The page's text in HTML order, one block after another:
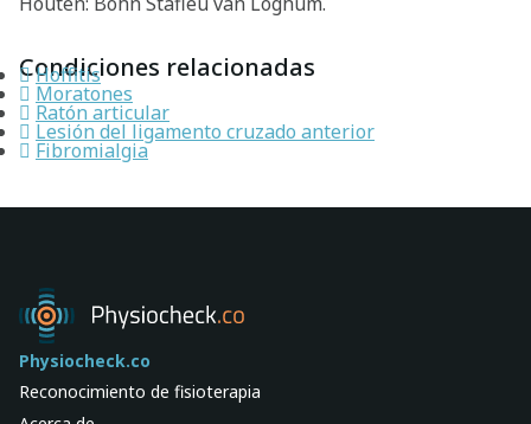
Condiciones relacionadas
Hoffitis
Moratones
Ratón articular
Lesión del ligamento cruzado anterior
Fibromialgia
Physiocheck.co
Reconocimiento de fisioterapia